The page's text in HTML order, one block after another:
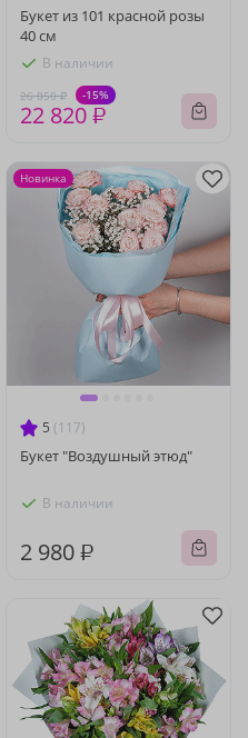
Букет из 101 красной розы
40 см
В наличии
26 850 ₽ -15%
22 820 ₽
5 (117)
Букет "Воздушный этюд"
В наличии
2 980 ₽
Новинка